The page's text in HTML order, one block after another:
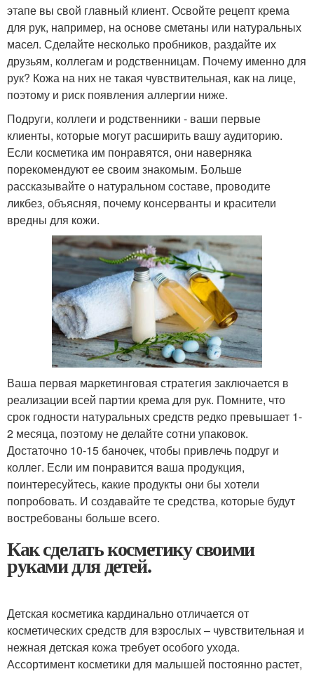
этапе вы свой главный клиент. Освойте рецепт крема
для рук, например, на основе сметаны или натуральных
масел. Сделайте несколько пробников, раздайте их
друзьям, коллегам и родственницам. Почему именно для
рук? Кожа на них не такая чувствительная, как на лице,
поэтому и риск появления аллергии ниже.
Подруги, коллеги и родственники - ваши первые
клиенты, которые могут расширить вашу аудиторию.
Если косметика им понравятся, они наверняка
порекомендуют ее своим знакомым. Больше
рассказывайте о натуральном составе, проводите
ликбез, объясняя, почему консерванты и красители
вредны для кожи.
Ваша первая маркетинговая стратегия заключается в
реализации всей партии крема для рук. Помните, что
срок годности натуральных средств редко превышает 1-
2 месяца, поэтому не делайте сотни упаковок.
Достаточно 10-15 баночек, чтобы привлечь подруг и
коллег. Если им понравится ваша продукция,
поинтересуйтесь, какие продукты они бы хотели
попробовать. И создавайте те средства, которые будут
востребованы больше всего.
Как сделать косметику своими
руками для детей.
Детская косметика кардинально отличается от
косметических средств для взрослых – чувствительная и
нежная детская кожа требует особого ухода.
Ассортимент косметики для малышей постоянно растет,